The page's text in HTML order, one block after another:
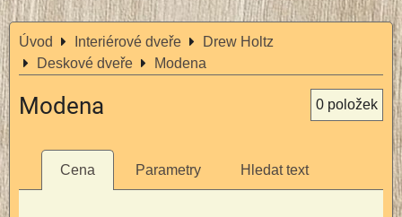
Úvod Interiérové dveře
Drew Holtz
Deskové dveře
Modena
Modena 0 položek
Cena Parametry Hledat text